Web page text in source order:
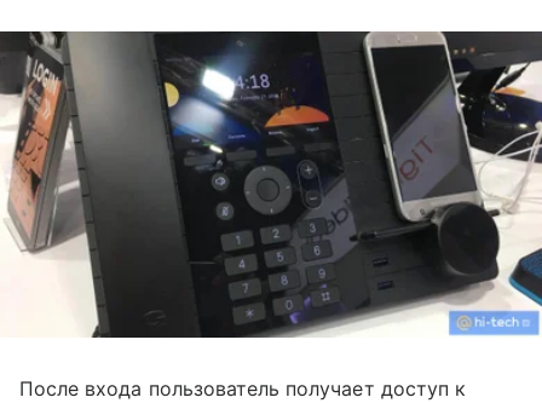
После входа пользователь получает доступ к